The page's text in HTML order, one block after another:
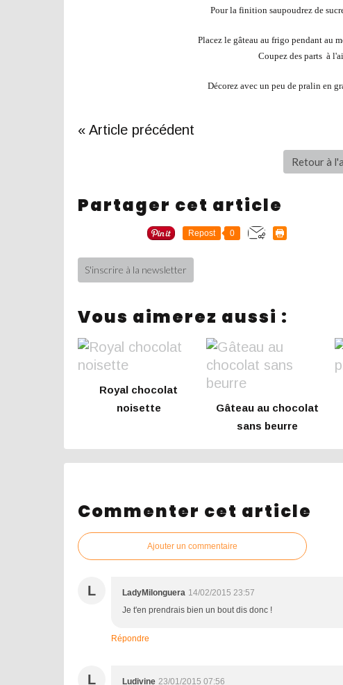
Pour la finition saupoudrez de
Placez le gâteau au frigo pendant au
Coupez des parts à
Décorez avec un peu de pralin en
« Article précédent
Retour à
Partager cet article
Repost 0
S'inscrire à la newsletter
Vous aimerez aussi :
Royal chocolat
noisette
Gâteau au chocolat
sans beurre
Commenter cet article
Ajouter un commentaire
L LadyMilonguera 14/02/2015 23:57
Je t'en prendrais bien un bout dis donc !
Répondre
L Ludivine 23/01/2015 07:56